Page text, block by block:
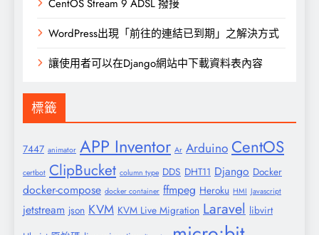
CentOS Stream 9 ADSL 撥接
WordPress出現「前往的連結已到期」之解決方式
讓使用者可以在Django網站中下載資料表內容
標籤
7447 animator APP Inventor Ar Arduino CentOS
certbot ClipBucket column type DDS DHT11 Django Docker
docker-compose docker container ffmpeg Heroku HMI Javascript
jetstream json KVM KVM Live Migration Laravel libvirt